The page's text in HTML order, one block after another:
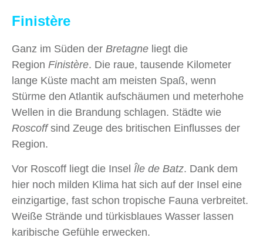
Finistère
Ganz im Süden der Bretagne liegt die
Region Finistère. Die raue, tausende Kilometer
lange Küste macht am meisten Spaß, wenn
Stürme den Atlantik aufschäumen und meterhohe
Wellen in die Brandung schlagen. Städte wie
Roscoffsind Zeuge des britischen Einflusses der
Region.
Vor Roscoff liegt die Insel Île de Batz. Dank dem
hier noch milden Klima hat sich auf der Insel eine
einzigartige, fast schon tropische Fauna verbreitet.
Weiße Strände und türkisblaues Wasser lassen
karibische Gefühle erwecken.